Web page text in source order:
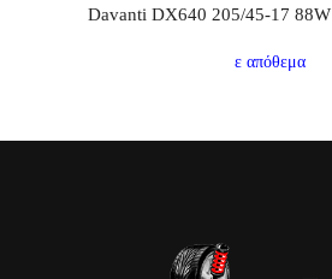
Davanti DX640 205/45-17 88W
ε απόθεμα